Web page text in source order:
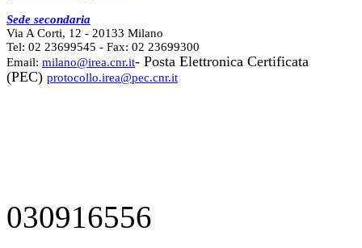
Sede secondaria
Via A Corti, 12 - 20133 Milano
Tel: 02 23699545 - Fax: 02 23699300
Email: milano@irea.cnr.it- Posta Elettronica Certificata
(PEC) protocollo.irea@pec.cnr.it
030916556